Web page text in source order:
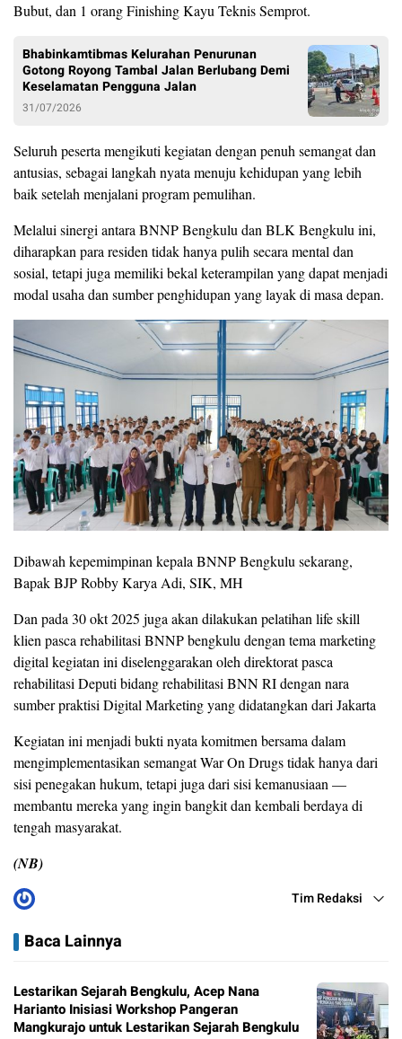
Bubut, dan 1 orang Finishing Kayu Teknis Semprot.
Bhabinkamtibmas Kelurahan Penurunan
Gotong Royong Tambal Jalan Berlubang Demi
Keselamatan Pengguna Jalan
31/07/2026
Seluruh peserta mengikuti kegiatan dengan penuh semangat dan
antusias, sebagai langkah nyata menuju kehidupan yang lebih
baik setelah menjalani program pemulihan.
Melalui sinergi antara BNNP Bengkulu dan BLK Bengkulu ini,
diharapkan para residen tidak hanya pulih secara mental dan
sosial, tetapi juga memiliki bekal keterampilan yang dapat menjadi
modal usaha dan sumber penghidupan yang layak di masa depan.
Dibawah kepemimpinan kepala BNNP Bengkulu sekarang,
Bapak BJP Robby Karya Adi, SIK, MH
Dan pada 30 okt 2025 juga akan dilakukan pelatihan life skill
klien pasca rehabilitasi BNNP bengkulu dengan tema marketing
digital kegiatan ini diselenggarakan oleh direktorat pasca
rehabilitasi Deputi bidang rehabilitasi BNN RI dengan nara
sumber praktisi Digital Marketing yang didatangkan dari Jakarta
Kegiatan ini menjadi bukti nyata komitmen bersama dalam
mengimplementasikan semangat War On Drugs tidak hanya dari
sisi penegakan hukum, tetapi juga dari sisi kemanusiaan —
membantu mereka yang ingin bangkit dan kembali berdaya di
tengah masyarakat.
(NB)
Tim Redaksi
Baca Lainnya
Lestarikan Sejarah Bengkulu, Acep Nana
Harianto Inisiasi Workshop Pangeran
Mangkurajo untuk Lestarikan Sejarah Bengkulu